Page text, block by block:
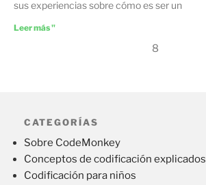
sus experiencias sobre cómo es ser un
Leer más "
8
CATEGORÍAS
Sobre CodeMonkey
Conceptos de codificación explicados
Codificación para niños